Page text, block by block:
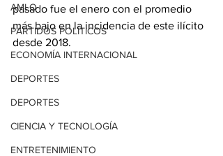
AMLO
PARTIDOS POLÍTICOS
ECONOMÍA INTERNACIONAL
DEPORTES
DEPORTES
CIENCIA Y TECNOLOGÍA
ENTRETENIMIENTO
pasado fue el enero con el promedio
más bajo en la incidencia de este ilícito
desde 2018.